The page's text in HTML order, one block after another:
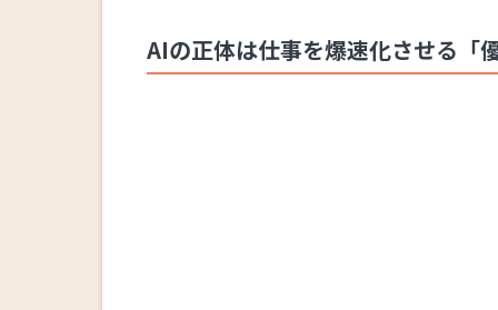
AIの正体は仕事を爆速化させる「